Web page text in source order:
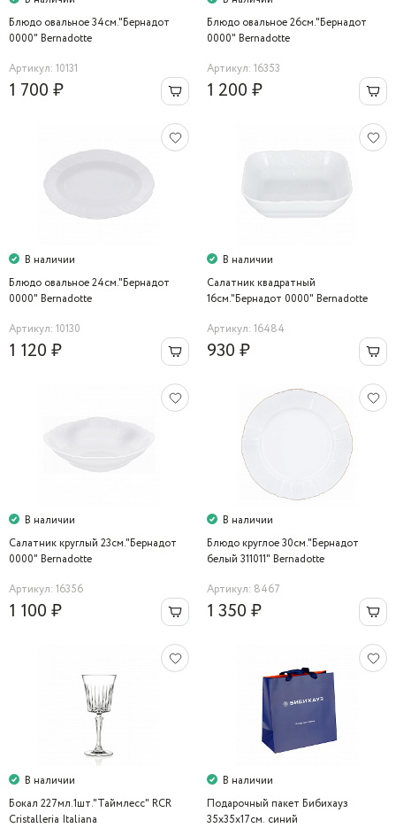
Блюдо овальное 34см."Бернадот
0000" Bernadotte
Артикул: 10131
1 700 ₽
Блюдо овальное 26см."Бернадот
0000" Bernadotte
Артикул: 16353
1 200 ₽
В наличии
Блюдо овальное 24см."Бернадот
0000" Bernadotte
Артикул: 10130
1 120 ₽
В наличии
Салатник квадратный
16см."Бернадот 0000" Bernadotte
Артикул: 16484
930 ₽
В наличии
Салатник круглый 23см."Бернадот
0000" Bernadotte
Артикул: 16356
1 100 ₽
В наличии
Блюдо круглое 30см."Бернадот
белый 311011" Bernadotte
Артикул: 8467
1 350 ₽
В наличии
Бокал 227мл.1шт."Таймлесс" RCR
Cristalleria Italiana
В наличии
Подарочный пакет Бибихауз
35х35х17см. синий